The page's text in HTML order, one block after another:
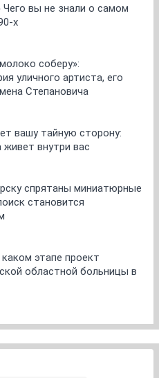
вы не знали о самом
х
соберу»:
уличного артиста, его
Степановича
вашу тайную сторону:
живет внутри вас
спрятаны миниатюрные
становится
этапе проект
областной больницы в